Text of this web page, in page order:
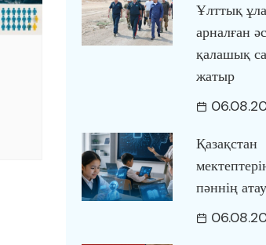
Ұлттық
арналған
қалашық
жатыр
Қазақстан
пәннің